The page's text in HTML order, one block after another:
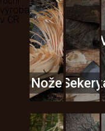
výroba
v ČR
NožeSekery